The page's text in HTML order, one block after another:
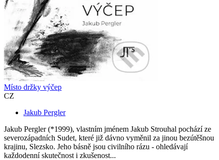
Místo držky výčep
CZ
Jakub Pergler
Jakub Pergler (*1999), vlastním jménem Jakub Strouhal pochází ze
severozápadních Sudet, které již dávno vyměnil za jinou bezútěšnou
krajinu, Slezsko. Jeho básně jsou civilního rázu - ohledávají
každodenní skutečnost i zkušenost...